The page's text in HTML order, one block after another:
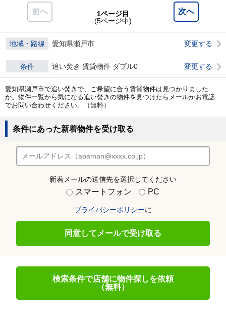
前へ 次へ
1ページ目
(5ページ中)
地域・路線 愛知県瀬戸市 変更する
条件 追い焚き 賃貸物件 ダブル0 変更する
愛知県瀬戸市で追い焚きで、ご希望に合う賃貸物件は見つかりました
か。物件一覧から気になる追い焚きの物件を見つけたらメールかお電話
でお問い合わせください。（無料）
条件にあった新着物件を受け取る
新着メールの送信先を選択してください
スマートフォン PC
プライバシーポリシーに
同意してメールで受け取る
検索条件で店舗に物件探しを依頼
（無料）